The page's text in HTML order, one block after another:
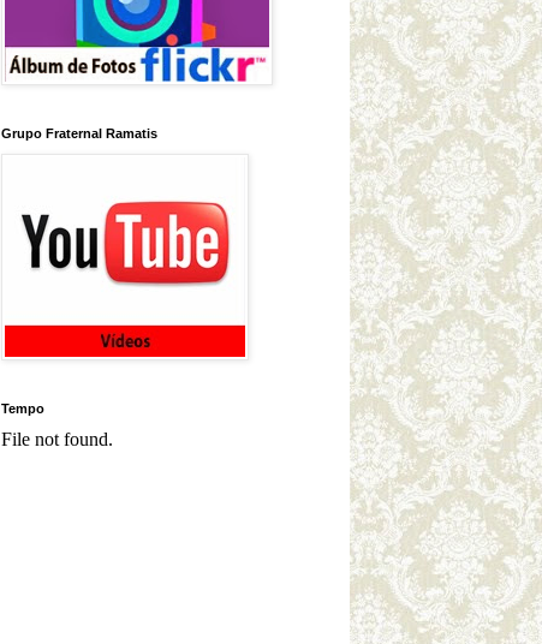
Grupo Fraternal Ramatis
Tempo